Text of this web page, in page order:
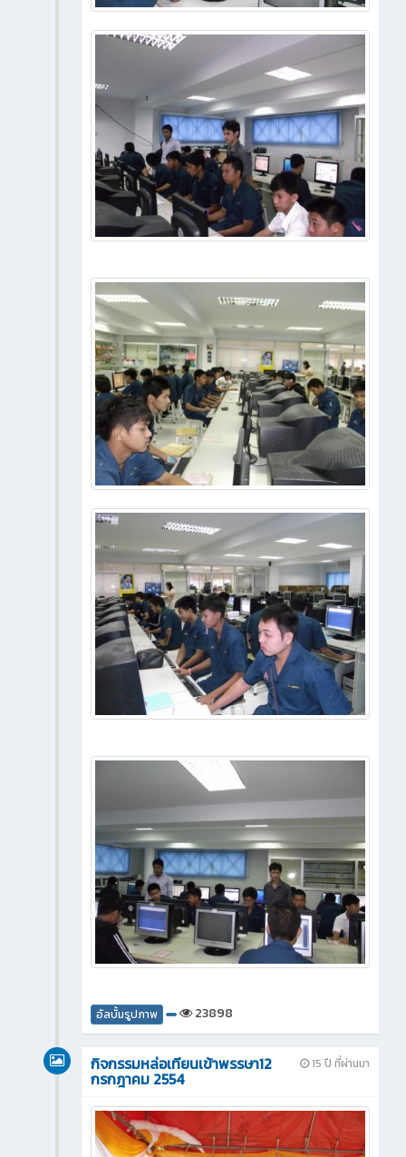
อัลบั้มรูปภาพ 23898
15 ปี ที่ผ่านมา
กิจกรรมหล่อเทียนเข้าพรรษา12
กรกฎาคม 2554